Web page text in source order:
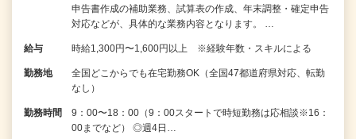
申告書作成の補助業務、試算表の作成、年末調整・確定申告
対応などが、具体的な業務内容となります。 …
給与 時給1,300円〜1,600円以上 ※経験年数・スキルによる
勤務地
全国どこからでも在宅勤務OK（全国47都道府県対応、転勤
なし）
勤務時間
9：00〜18：00（9：00スタートで時短勤務は応相談※16：
00までなど） ◎週4日…